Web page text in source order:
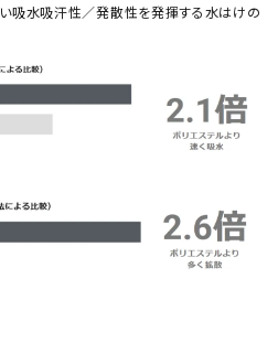
い吸水吸汗性／発散性を発揮する水はけの